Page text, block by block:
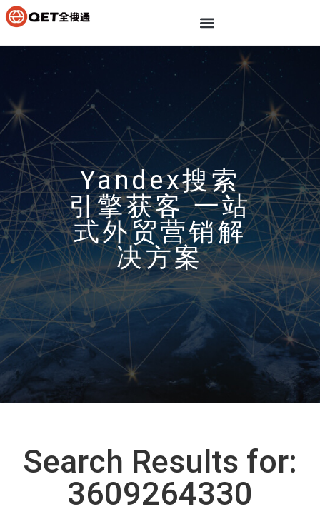
Yandex搜索
引擎获客 一站
式外贸营销解
决方案
Search Results for:
3609264330